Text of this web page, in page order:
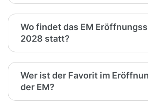
Wo findet das EM
2028 statt?
Wer ist der Favorit im
der EM?